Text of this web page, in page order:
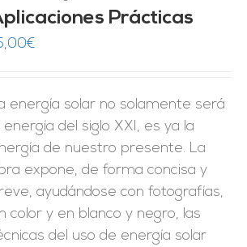
Prácticas
€
energía solar no solamente será
energía del siglo XXI, es ya la
de nuestro presente. La
expone, de forma concisa y
ayudándose con fotografías,
color y en blanco y negro, las
del uso de energía solar